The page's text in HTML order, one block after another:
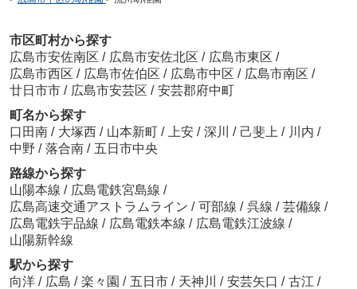
市区町村から探す
広島市安佐南区 / 広島市安佐北区 / 広島市東区 /
広島市西区 / 広島市佐伯区 / 広島市中区 / 広島市南区 /
廿日市市 / 広島市安芸区 / 安芸郡府中町
町名から探す
口田南 / 大塚西 / 山本新町 / 上安 / 深川 / 己斐上 / 川内 /
中野 / 落合南 / 五日市中央
路線から探す
山陽本線 / 広島電鉄宮島線 /
広島高速交通アストラムライン / 可部線 / 呉線 / 芸備線 /
広島電鉄宇品線 / 広島電鉄本線 / 広島電鉄江波線 /
山陽新幹線
駅から探す
向洋 / 広島 / 楽々園 / 五日市 / 天神川 / 安芸矢口 / 古江 /